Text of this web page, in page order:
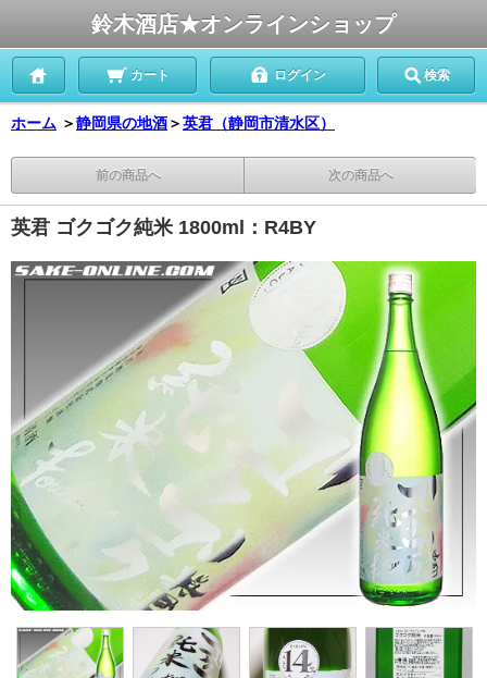
鈴木酒店★オンラインショップ
カート ログイン 検索
ホーム ＞静岡県の地酒＞英君（静岡市清水区）
前の商品へ 次の商品へ
英君 ゴクゴク純米 1800ml：R4BY